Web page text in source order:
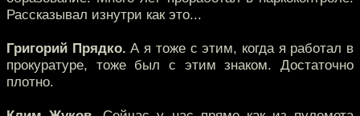
Рассказывал изнутри как это...
Григорий Прядко. А я тоже с этим, когда я работал в
прокуратуре, тоже был с этим знаком. Достаточно
плотно.